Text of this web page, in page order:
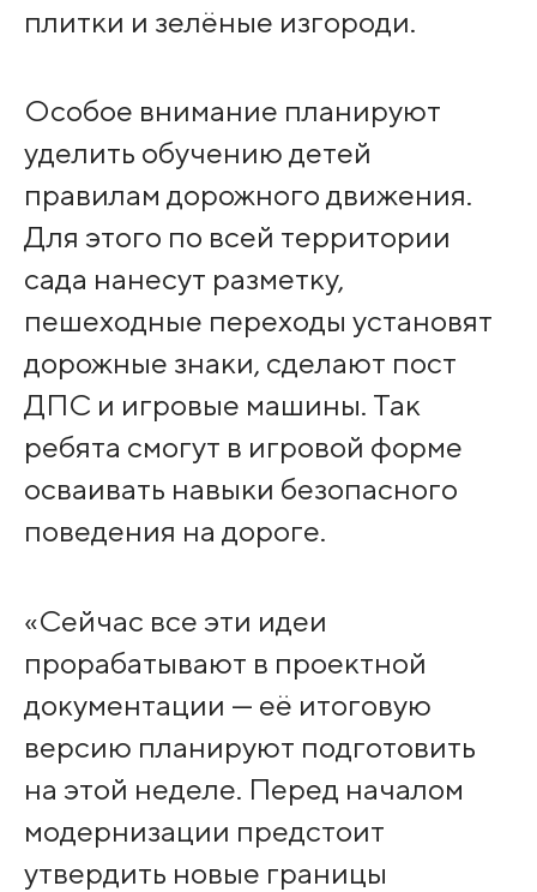
плитки и зелёные изгороди.
Особое внимание планируют
уделить обучению детей
правилам дорожного движения.
Для этого по всей территории
сада нанесут разметку,
пешеходные переходы установят
дорожные знаки, сделают пост
ДПС и игровые машины. Так
ребята смогут в игровой форме
осваивать навыки безопасного
поведения на дороге.
«Сейчас все эти идеи
прорабатывают в проектной
документации — её итоговую
версию планируют подготовить
на этой неделе. Перед началом
модернизации предстоит
утвердить новые границы